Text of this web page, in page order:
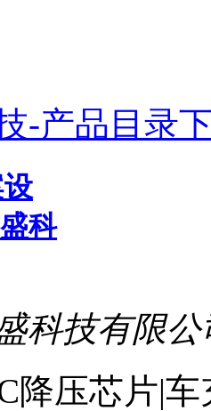
-产品目录
科技有限公
降压芯片|